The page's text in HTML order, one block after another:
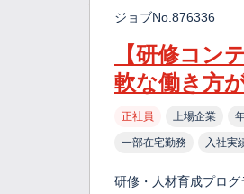
ジョブNo.876336
【研修コン
軟な働き方
正社員 上場企業
一部在宅勤務 入社実
研修・人材育成プロ